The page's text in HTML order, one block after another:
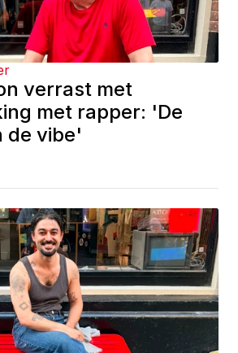
verrast met
met rapper: 'De
de vibe'